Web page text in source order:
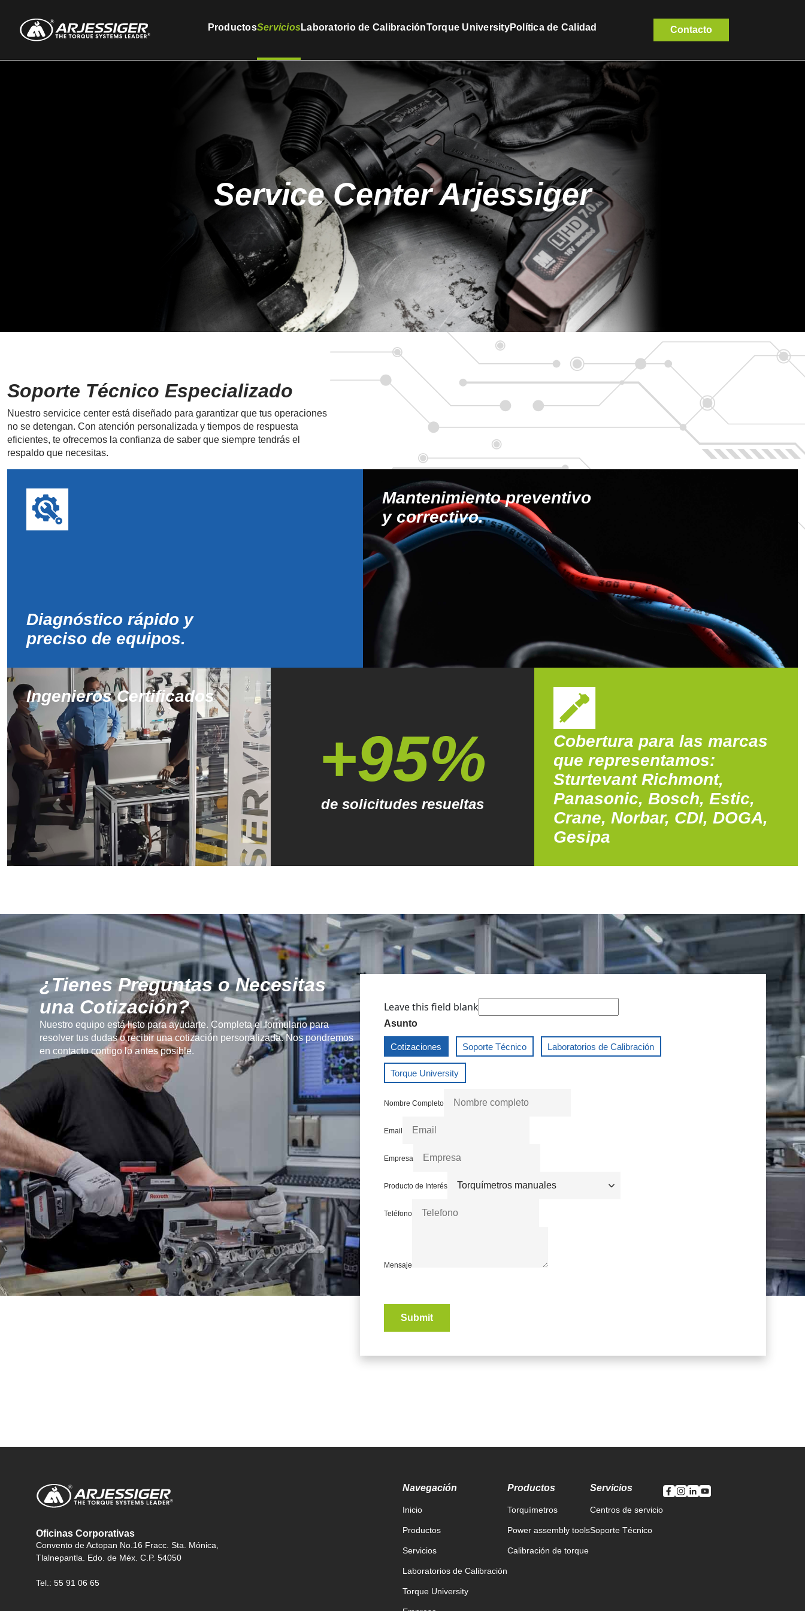
ProductosServicios Laboratorio de CalibraciónTorque UniversityPolítica de Calidad Contacto
Service Center Arjessiger
Soporte Técnico Especializado
Nuestro servicice center está diseñado para garantizar que tus operaciones
no se detengan. Con atención personalizada y tiempos de respuesta
eficientes, te ofrecemos la confianza de saber que siempre tendrás el
respaldo que necesitas.
Diagnóstico rápido y
preciso de equipos.
Mantenimiento preventivo
y correctivo.
Ingenieros Certificados
+95%
de solicitudes resueltas
Cobertura para las marcas
que representamos:
Sturtevant Richmont,
Panasonic, Bosch, Estic,
Crane, Norbar, CDI, DOGA,
Gesipa
¿Tienes Preguntas o Necesitas
una Cotización?
Nuestro equipo está listo para ayudarte. Completa el formulario para
resolver tus dudas o recibir una cotización personalizada. Nos pondremos
en contacto contigo lo antes posible.
Leave this field blank
Asunto
Cotizaciones Soporte Técnico Laboratorios de Calibración
Torque University
Nombre Completo
Email
Empresa
Producto de Interés
Teléfono
Mensaje
Submit
Oficinas Corporativas
Convento de Actopan No.16 Fracc. Sta. Mónica,
Tlalnepantla. Edo. de Méx. C.P. 54050
Tel.: 55 91 06 65
Navegación
Inicio
Productos
Servicios
Laboratorios de Calibración
Torque University
Productos
Torquímetros
Power assembly tools
Calibración de torque
Servicios
Centros de servicio
Soporte Técnico